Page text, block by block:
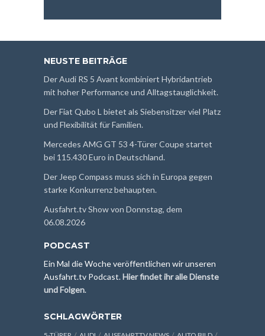
NEUSTE BEITRÄGE
Der Audi RS 5 Avant kombiniert Hybridantrieb
mit hoher Performance und Alltagstauglichkeit.
Der Fiat Qubo L bietet als Siebensitzer viel Platz
und Flexibilität für Familien.
Mercedes AMG GT 53 4-Türer Coupe startet
bei 115.430 Euro in Deutschland.
Der Jeep Compass muss sich in Europa gegen
starke Konkurrenz behaupten.
Ausfahrt.tv Show von Donnstag, dem
06.08.2026
PODCAST
Ein Mal die Woche veröffentlichen wir unseren
Ausfahrt.tv Podcast.Hier findet ihr alle Dienste
und Folgen.
SCHLAGWÖRTER